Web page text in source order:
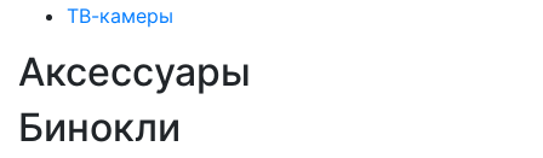
ТВ-камеры
Аксессуары
Бинокли